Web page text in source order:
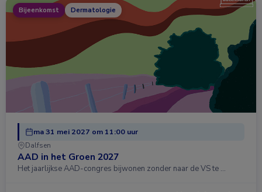
Bijeenkomst Dermatologie
ma 31 mei 2027 om 11:00 uur
Dalfsen
AAD in het Groen 2027
Het jaarlijkse AAD-congres bijwonen zonder naar de VS te …